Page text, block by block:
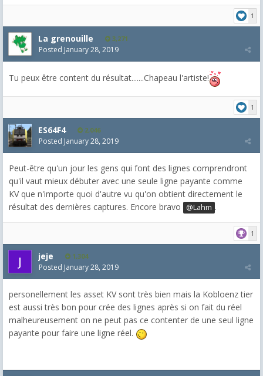
1
La grenouille 3,271
Posted January 28, 2019
Tu peux être content du résultat.......Chapeau l'artiste!
1
ES64F4 2,046
Posted January 28, 2019
Peut-être qu'un jour les gens qui font des lignes comprendront
qu'il vaut mieux débuter avec une seule ligne payante comme
KV que n'importe quoi d'autre vu qu'on obtient directement le
résultat des dernières captures. Encore bravo
@Lahm .
1
jeje 1,304
Posted January 28, 2019
personellement les asset KV sont très bien mais la Kobloenz tier
est aussi très bon pour crée des lignes après si on fait du réel
malheureusement on ne peut pas ce contenter de une seul ligne
payante pour faire une ligne réel.